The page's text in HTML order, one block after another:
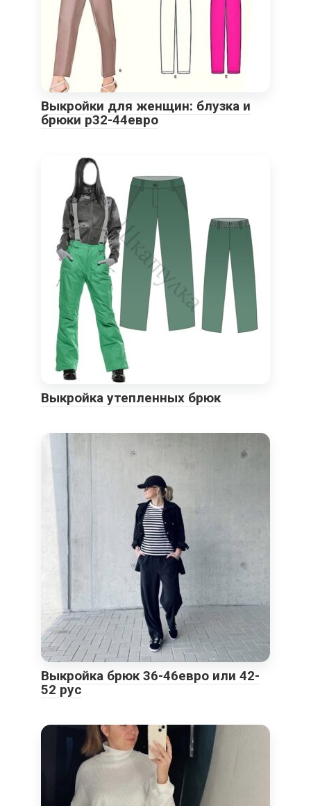
Выкройки для женщин: блузка и
брюки р32-44евро
Выкройка утепленных брюк
Выкройка брюк 36-46евро или 42-
52 рус